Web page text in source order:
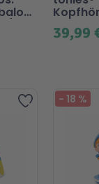
39,99
Zur - 18 %